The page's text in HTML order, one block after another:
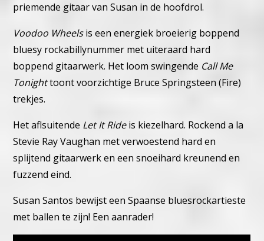
priemende gitaar van Susan in de hoofdrol.
Voodoo Wheelsis een energiek broeierig boppend
bluesy rockabillynummer met uiteraard hard
boppend gitaarwerk. Het loom swingende Call Me
Tonighttoont voorzichtige Bruce Springsteen (Fire)
trekjes.
Het aflsuitende Let It Rideis kiezelhard. Rockend a la
Stevie Ray Vaughan met verwoestend hard en
splijtend gitaarwerk en een snoeihard kreunend en
fuzzend eind.
Susan Santos bewijst een Spaanse bluesrockartieste
met ballen te zijn! Een aanrader!